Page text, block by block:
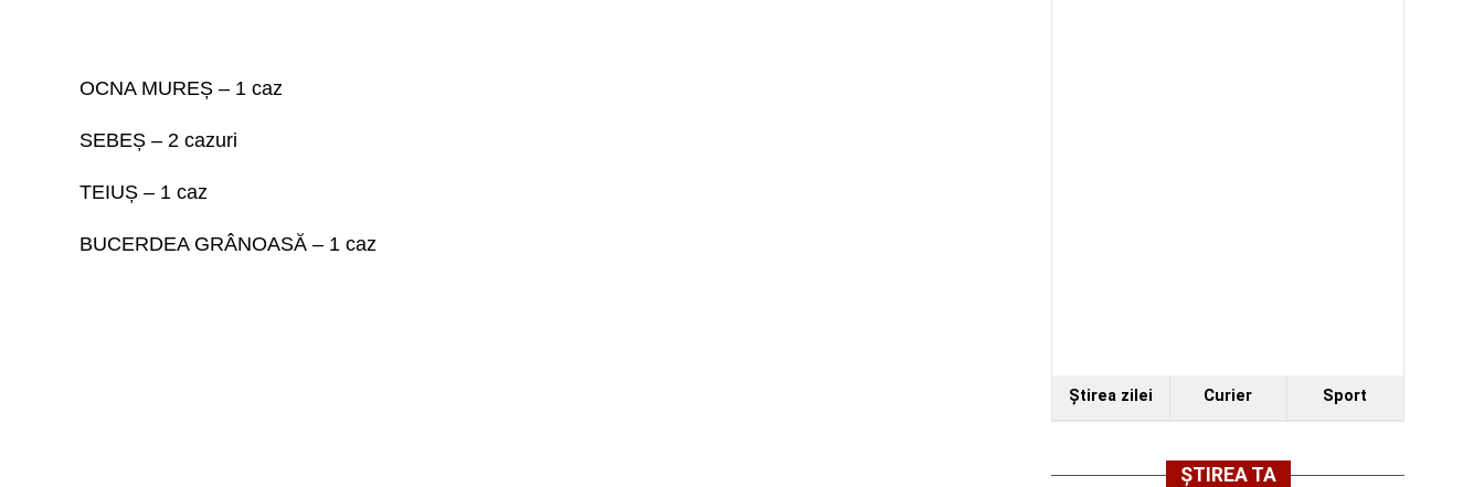
OCNA MUREȘ – 1 caz
SEBEȘ – 2 cazuri
TEIUȘ – 1 caz
BUCERDEA GRÂNOASĂ – 1 caz
Ştirea zilei Curier Sport
ȘTIREA TA